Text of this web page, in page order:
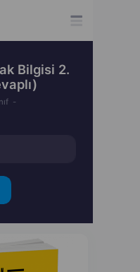
Bilgisi 2.